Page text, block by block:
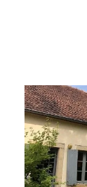
NEUILLY
96,67 m2, 4
Ref : 3098
Maison
76